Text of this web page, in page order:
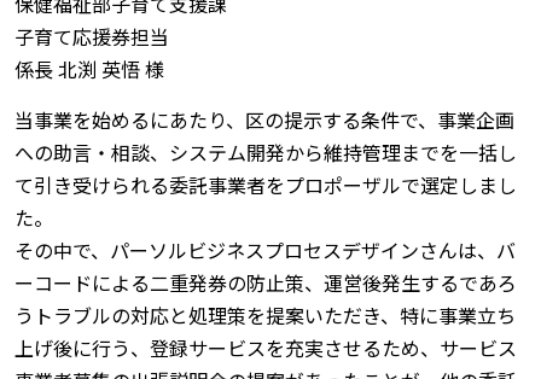
子育て応援券担当
係長 北渕 英悟 様
当事業を始めるにあたり、区の提示する条件で、事業企画
への助言・相談、システム開発から維持管理までを一括し
て引き受けられる委託事業者をプロポーザルで選定しまし
た。
その中で、パーソルビジネスプロセスデザインさんは、バ
ーコードによる二重発券の防止策、運営後発生するであろ
うトラブルの対応と処理策を提案いただき、特に事業立ち
上げ後に行う、登録サービスを充実させるため、サービス